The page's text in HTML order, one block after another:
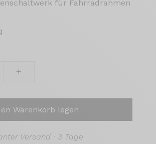
für Fahrradrahmen
+
Warenkorb legen
Versand : 3 Tage